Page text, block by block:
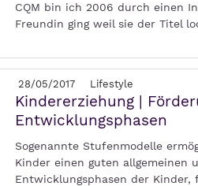
CQM bin ich 2006 durch einen
Freundin ging weil sie der Titel
28/05/2017 Lifestyle
Kindererziehung |
Entwicklungsphasen
Sogenannte Stufenmodelle
Kinder einen guten allgemeinen
Entwicklungsphasen der